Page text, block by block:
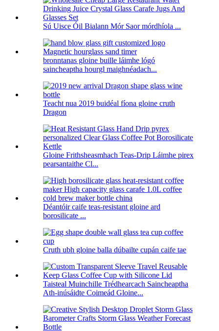
Sú Uisce Óil Bialann Mór Saor mórdhíola ...
bronntanas gloine buille láimhe lógó
saincheaptha hourgl maighnéadach...
Teacht nua 2019 buidéal fíona gloine cruth
Dragon
Gloine Frithsheasmhach Teas-Drip Láimhe pirex
pearsantaithe Cl...
Déantóir caife teas-resistant gloine ard
borosilicate ...
Cruth ubh gloine balla dúbailte cupán caife tae
Taisteal Muinchille Trédhearcach Saincheaptha
Ath-inúsáidte Coimeád Gloine...